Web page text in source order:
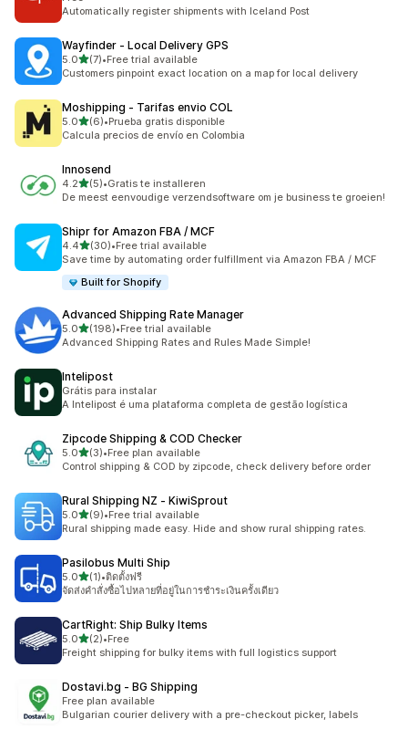
Automatically register shipments with Iceland Post
Wayfinder ‑ Local Delivery GPS
5.0เต็ม 5 ดาว
(7)
ทั้งหมด 7 รีวิว
•Free trial available
Customers pinpoint exact location on a map for local delivery
Moshipping ‑ Tarifas envio COL
5.0เต็ม 5 ดาว
(6)
ทั้งหมด 6 รีวิว
•Prueba gratis disponible
Calcula precios de envío en Colombia
Innosend
4.2เต็ม 5 ดาว
(5)
ทั้งหมด 5 รีวิว
•Gratis te installeren
De meest eenvoudige verzendsoftware om je business te groeien!
Shipr for Amazon FBA / MCF
4.4เต็ม 5 ดาว
(30)
ทั้งหมด 30 รีวิว
•Free trial available
Save time by automating order fulfillment via Amazon FBA / MCF
Built for Shopify
Advanced Shipping Rate Manager
5.0เต็ม 5 ดาว
(198)
ทั้งหมด 198 รีวิว
•Free trial available
Advanced Shipping Rates and Rules Made Simple!
Intelipost
Grátis para instalar
A Intelipost é uma plataforma completa de gestão logística
Zipcode Shipping & COD Checker
5.0เต็ม 5 ดาว
(3)
ทั้งหมด 3 รีวิว
•Free plan available
Control shipping & COD by zipcode, check delivery before order
Rural Shipping NZ ‑ KiwiSprout
5.0เต็ม 5 ดาว
(9)
ทั้งหมด 9 รีวิว
•Free trial available
Rural shipping made easy. Hide and show rural shipping rates.
Pasilobus Multi Ship
5.0เต็ม 5 ดาว
(1)
ทั้งหมด 1 รีวิว
•ติดตั้งฟรี
จัดส่งคำสั่งซื้อไปหลายที่อยู่ในการชำระเงินครั้งเดียว
CartRight: Ship Bulky Items
5.0เต็ม 5 ดาว
(2)
ทั้งหมด 2 รีวิว
•Free
Freight shipping for bulky items with full logistics support
Dostavi.bg ‑ BG Shipping
Free plan available
Bulgarian courier delivery with a pre-checkout picker, labels